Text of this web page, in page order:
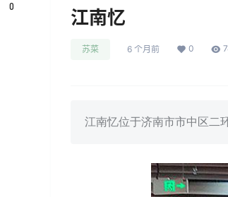
江南忆
苏菜 6 个月前 0
江南忆位于济南市市中区二
0